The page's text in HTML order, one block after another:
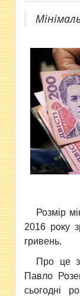
Розмір
2016 року
гривень.
Про це
Павло
сьогодні